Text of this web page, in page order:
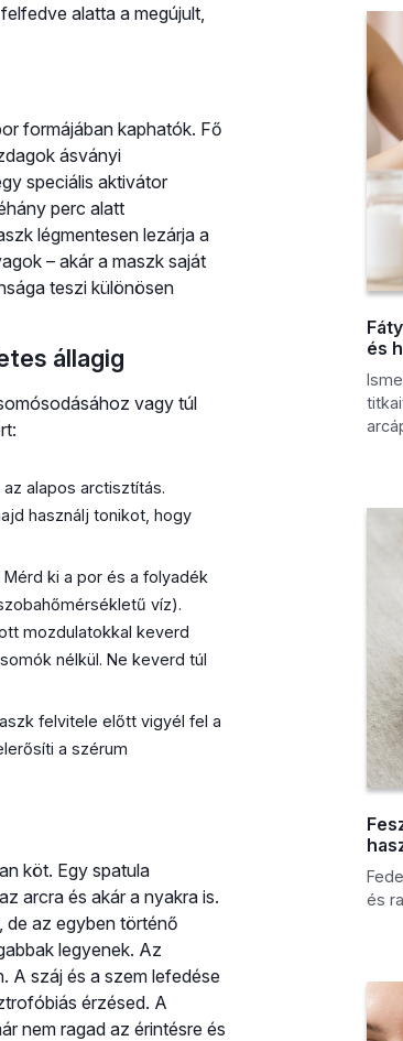
alatta a megújult,
formájában kaphatók. Fő
ásványi
speciális aktivátor
perc alatt
légmentesen lezárja a
– akár a maszk saját
teszi különösen
állagig
vagy túl
alapos arctisztítás.
használj tonikot, hogy
ki a por és a folyadék
víz).
mozdulatokkal keverd
nélkül. Ne keverd túl
felvitele előtt vigyél fel a
a szérum
köt. Egy spatula
arcra és akár a nyakra is.
de az egyben történő
legyenek. Az
A száj és a szem lefedése
érzésed. A
nem ragad az érintésre és
és
és